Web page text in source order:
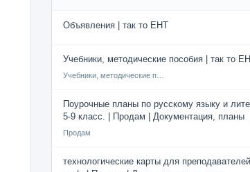
Объявления | так то ЕНТ
Учебники, методические пособия | так то
Поурочные планы по русскому языку и
5-9 класс. | Продам | Документация, планы
Продам
технологические карты для